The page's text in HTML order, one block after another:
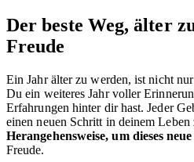
Der beste Weg, älter
Freude
Ein Jahr älter zu werden, ist nicht
Du ein weiteres Jahr voller
Erfahrungen hinter dir hast. Jeder
einen neuen Schritt in deinem Leben
Herangehensweise, um dieses
Freude.